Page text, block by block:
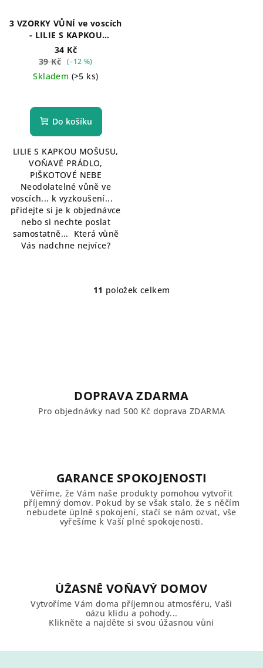
3 VZORKY VŮNÍ ve voscích
- LILIE S KAPKOU
MOŠUSU, VOŇAVÉ
PRÁDLO, PIŠKOTOVÉ NEBE
34 Kč
39 Kč (–12 %)
Skladem (>5 ks)
Do košíku
LILIE S KAPKOU MOŠUSU,
VOŇAVÉ PRÁDLO,
PIŠKOTOVÉ NEBE
Neodolatelné vůně ve
voscích... k vyzkoušení...
přidejte si je k objednávce
nebo si nechte poslat
samostatně... Která vůně
Vás nadchne nejvíce?
O
í
p
r
v
ý
p
i
s
11 položek celkem
DOPRAVA ZDARMA
Pro objednávky nad 500 Kč doprava ZDARMA
GARANCE SPOKOJENOSTI
Věříme, že Vám naše produkty pomohou vytvořit
příjemný domov. Pokud by se však stalo, že s něčím
nebudete úplně spokojení, stačí se nám ozvat, vše
vyřešíme k Vaší plné spokojenosti.
ÚŽASNĚ VOŇAVÝ DOMOV
Vytvoříme Vám doma příjemnou atmosféru, Vaši
oázu klidu a pohody...
Klikněte a najděte si svou úžasnou vůni